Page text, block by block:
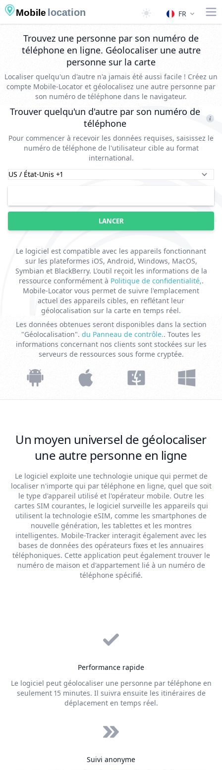
Mobile location FR
Trouvez une personne par son numéro de
téléphone en ligne. Géolocaliser une autre
personne sur la carte
Localiser quelqu'un d'autre n'a jamais été aussi facile ! Créez un
compte Mobile-Locator et géolocalisez une autre personne par
son numéro de téléphone dans le navigateur.
Trouver quelqu'un d'autre par son numéro de
téléphone
Pour commencer à recevoir les données requises, saisissez le
numéro de téléphone de l'utilisateur cible au format
international.
LANCER
Le logiciel est compatible avec les appareils fonctionnant
sur les plateformes iOS, Android, Windows, MacOS,
Symbian et BlackBerry. L'outil reçoit les informations de la
ressource conformément à Politique de confidentialité,.
Mobile-Locator vous permet de suivre l'emplacement
actuel des appareils cibles, en reflétant leur
géolocalisation sur la carte en temps réel.
Les données obtenues seront disponibles dans la section
"Géolocalisation". du Panneau de contrôle.. Toutes les
informations concernant nos clients sont stockées sur les
serveurs de ressources sous forme cryptée.
Un moyen universel de géolocaliser
une autre personne en ligne
Le logiciel exploite une technologie unique qui permet de
localiser n'importe qui par téléphone en ligne, quel que soit
le type d'appareil utilisé et l'opérateur mobile. Outre les
cartes SIM courantes, le logiciel surveille les appareils qui
utilisent la technologie eSIM, comme les smartphones de
nouvelle génération, les tablettes et les montres
intelligentes. Mobile-Tracker interagit également avec les
bases de données des opérateurs fixes et les annuaires
téléphoniques. Cette application peut également trouver le
numéro de maison et d'appartement lié à un numéro de
téléphone spécifié.
Performance rapide
Le logiciel peut géolocaliser une personne par téléphone en
seulement 15 minutes. Il suivra ensuite les itinéraires de
déplacement en temps réel.
Suivi anonyme